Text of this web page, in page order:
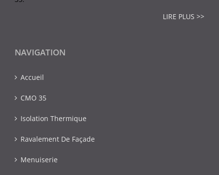
LIRE PLUS >>
NAVIGATION
Accueil
CMO 35
Isolation Thermique
Ravalement De Façade
Menuiserie